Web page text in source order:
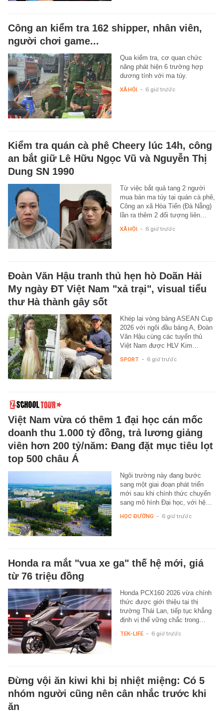
Công an kiểm tra 162 shipper, nhân viên,
người chơi game...
Qua kiểm tra, cơ quan chức
năng phát hiện 6 trường hợp
dương tính với ma túy.
XÃ HỘI - 6 giờ trước
Kiểm tra quán cà phê Cheery lúc 14h, công
an bắt giữ Lê Hữu Ngọc Vũ và Nguyễn Thị
Dung SN 1990
Từ việc bắt quả tang 2 người
mua bán ma túy tại quán cà phê,
Công an xã Hòa Tiến (Đà Nẵng)
lần ra thêm 2 đối tượng liên…
XÃ HỘI - 6 giờ trước
Đoàn Văn Hậu tranh thủ hẹn hò Doãn Hải
My ngày ĐT Việt Nam "xả trại", visual tiểu
thư Hà thành gây sốt
Khép lại vòng bảng ASEAN Cup
2026 với ngôi đầu bảng A, Đoàn
Văn Hậu cùng các tuyển thủ
Việt Nam được HLV Kim…
SPORT - 6 giờ trước
Việt Nam vừa có thêm 1 đại học cán mốc
doanh thu 1.000 tỷ đồng, trả lương giảng
viên hơn 200 tỷ/năm: Đang đặt mục tiêu lọt
top 500 châu Á
Ngôi trường này đang bước
sang một giai đoạn phát triển
mới sau khi chính thức chuyển
sang mô hình Đại học, với hệ…
HỌC ĐƯỜNG - 6 giờ trước
Honda ra mắt "vua xe ga" thế hệ mới, giá
từ 76 triệu đồng
Honda PCX160 2026 vừa chính
thức được giới thiệu tại thị
trường Thái Lan, tiếp tục khẳng
định vị thế vững chắc trong…
TEK-LIFE - 6 giờ trước
Đừng vội ăn kiwi khi bị nhiệt miệng: Có 5
nhóm người cũng nên cân nhắc trước khi
ăn